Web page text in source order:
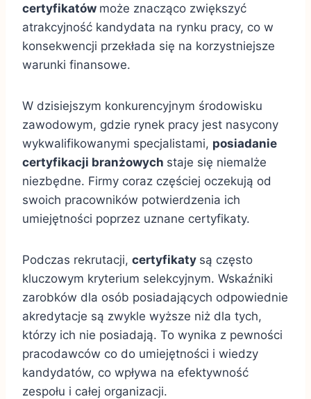
certyfikatów może znacząco zwiększyć
atrakcyjność kandydata na rynku pracy, co w
konsekwencji przekłada się na korzystniejsze
warunki finansowe.
W dzisiejszym konkurencyjnym środowisku
zawodowym, gdzie rynek pracy jest nasycony
wykwalifikowanymi specjalistami, posiadanie
certyfikacji branżowych staje się niemalże
niezbędne. Firmy coraz częściej oczekują od
swoich pracowników potwierdzenia ich
umiejętności poprzez uznane certyfikaty.
Podczas rekrutacji, certyfikaty są często
kluczowym kryterium selekcyjnym. Wskaźniki
zarobków dla osób posiadających odpowiednie
akredytacje są zwykle wyższe niż dla tych,
którzy ich nie posiadają. To wynika z pewności
pracodawców co do umiejętności i wiedzy
kandydatów, co wpływa na efektywność
zespołu i całej organizacji.